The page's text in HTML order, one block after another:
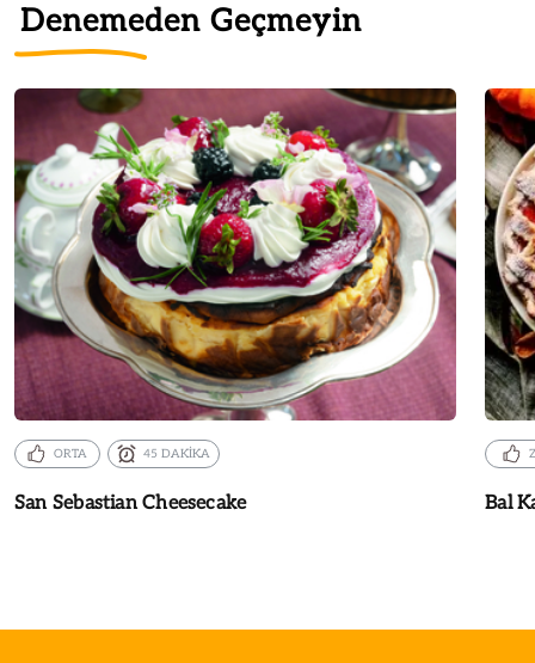
Denemeden Geçmeyin
ORTA 45 DAKİKA
San Sebastian Cheesecake Bal